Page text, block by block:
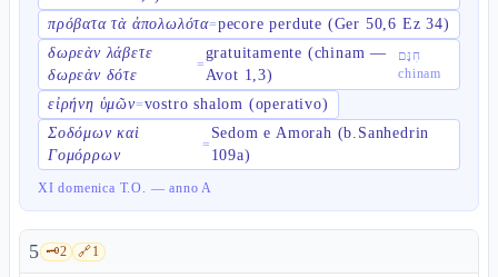
πρόβατα τὰ ἀπολωλότα=pecore perdute (Ger 50,6 Ez 34)
δωρεὰν λάβετε
δωρεὰν δότε
=
gratuitamente (chinam —
Avot 1,3)
חִנָּם
chinam
εἰρήνη ὑμῶν=vostro shalom (operativo)
Σοδόμων καὶ
Γομόρρων
=
Sedom e Amorah (b.Sanhedrin
109a)
XI domenica T.O. — anno A
5 🗝️2 🔗1